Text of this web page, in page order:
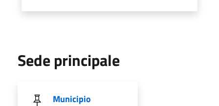
Sede principale
Municipio